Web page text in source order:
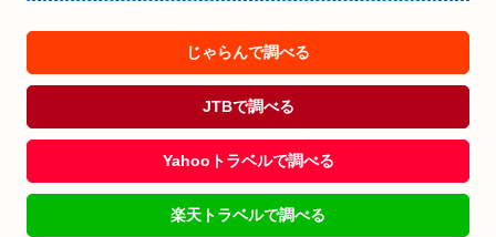
じゃらんで調べる
JTBで調べる
Yahooトラベルで調べる
楽天トラベルで調べる